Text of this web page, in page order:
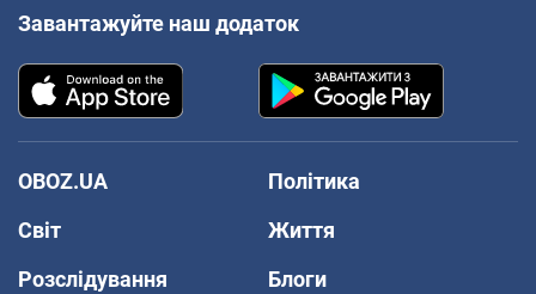
Завантажуйте наш додаток
OBOZ.UA
Політика
Світ
Життя
Розслідування
Блоги